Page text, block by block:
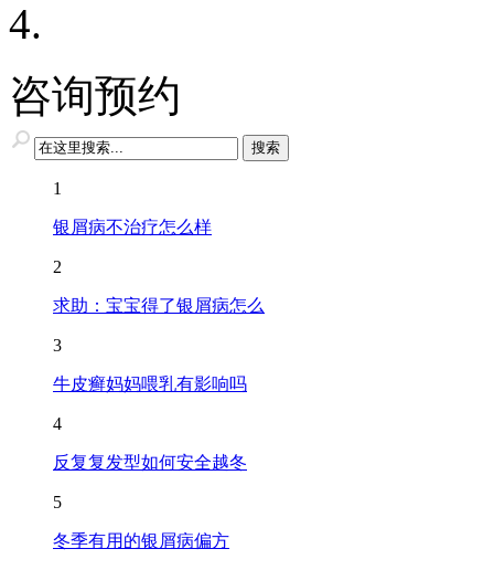
咨询预约
1
银屑病不治疗怎么样
2
求助：宝宝得了银屑病怎么
3
牛皮癣妈妈喂乳有影响吗
4
反复复发型如何安全越冬
5
冬季有用的银屑病偏方